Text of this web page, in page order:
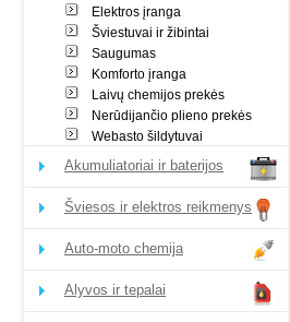
Elektros įranga
Šviestuvai ir žibintai
Saugumas
Komforto įranga
Laivų chemijos prekės
Nerūdijančio plieno prekės
Webasto šildytuvai
Akumuliatoriai ir baterijos
Šviesos ir elektros reikmenys
Auto-moto chemija
Alyvos ir tepalai